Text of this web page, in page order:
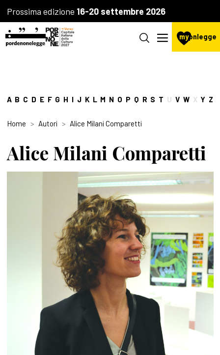
Prossima edizione 16-20 settembre 2026
mypnlegge
A B C D E F G H I J K L M N O P Q R S T U V W X Y Z
Home Autori Alice Milani Comparetti
Alice Milani Comparetti